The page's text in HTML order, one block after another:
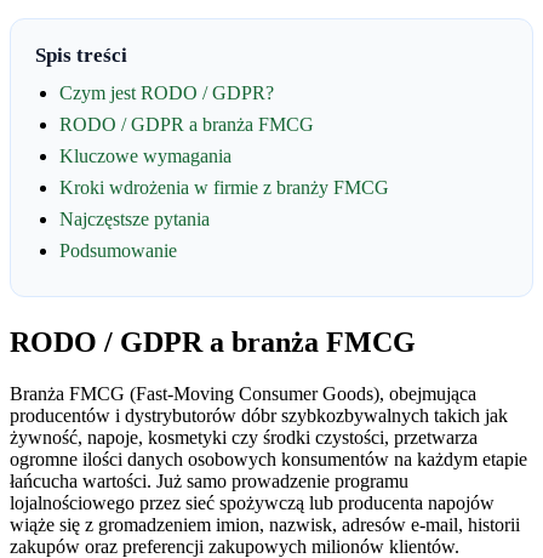
Spis treści
Czym jest RODO / GDPR?
RODO / GDPR a branża FMCG
Kluczowe wymagania
Kroki wdrożenia w firmie z branży FMCG
Najczęstsze pytania
Podsumowanie
RODO / GDPR a branża FMCG
Branża FMCG (Fast-Moving Consumer Goods), obejmująca
producentów i dystrybutorów dóbr szybkozbywalnych takich jak
żywność, napoje, kosmetyki czy środki czystości, przetwarza
ogromne ilości danych osobowych konsumentów na każdym etapie
łańcucha wartości. Już samo prowadzenie programu
lojalnościowego przez sieć spożywczą lub producenta napojów
wiąże się z gromadzeniem imion, nazwisk, adresów e-mail, historii
zakupów oraz preferencji zakupowych milionów klientów.